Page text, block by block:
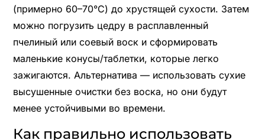
(примерно 60–70°C) до хрустящей сухости. Затем
можно погрузить цедру в расплавленный
пчелиный или соевый воск и сформировать
маленькие конусы/таблетки, которые легко
зажигаются. Альтернатива — использовать сухие
высушенные очистки без воска, но они будут
менее устойчивыми во времени.
Как правильно использовать